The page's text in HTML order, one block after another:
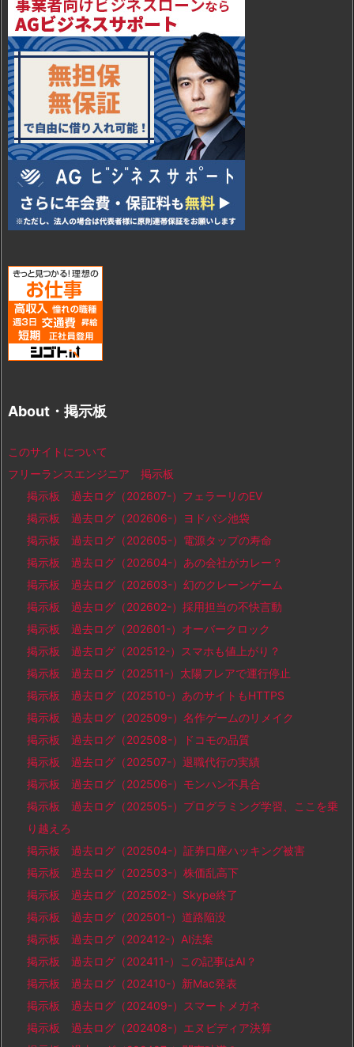
About・掲示板
このサイトについて
フリーランスエンジニア 掲示板
掲示板 過去ログ（202607-）フェラーリのEV
掲示板 過去ログ（202606-）ヨドバシ池袋
掲示板 過去ログ（202605-）電源タップの寿命
掲示板 過去ログ（202604-）あの会社がカレー？
掲示板 過去ログ（202603-）幻のクレーンゲーム
掲示板 過去ログ（202602-）採用担当の不快言動
掲示板 過去ログ（202601-）オーバークロック
掲示板 過去ログ（202512-）スマホも値上がり？
掲示板 過去ログ（202511-）太陽フレアで運行停止
掲示板 過去ログ（202510-）あのサイトもHTTPS
掲示板 過去ログ（202509-）名作ゲームのリメイク
掲示板 過去ログ（202508-）ドコモの品質
掲示板 過去ログ（202507-）退職代行の実績
掲示板 過去ログ（202506-）モンハン不具合
掲示板 過去ログ（202505-）プログラミング学習、ここを乗
り越えろ
掲示板 過去ログ（202504-）証券口座ハッキング被害
掲示板 過去ログ（202503-）株価乱高下
掲示板 過去ログ（202502-）Skype終了
掲示板 過去ログ（202501-）道路陥没
掲示板 過去ログ（202412-）AI法案
掲示板 過去ログ（202411-）この記事はAI？
掲示板 過去ログ（202410-）新Mac発表
掲示板 過去ログ（202409-）スマートメガネ
掲示板 過去ログ（202408-）エヌビディア決算